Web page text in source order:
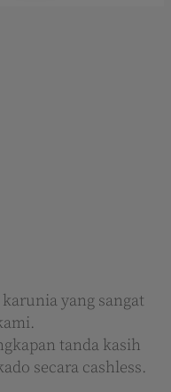
yang sangat
tanda kasih
secara cashless.